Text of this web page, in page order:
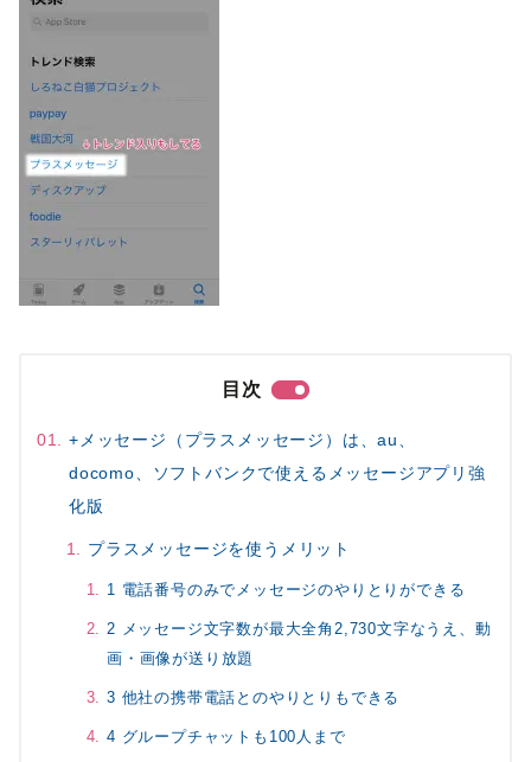
目次
+メッセージ（プラスメッセージ）は、au、
docomo、ソフトバンクで使えるメッセージアプリ強
化版
プラスメッセージを使うメリット
1 電話番号のみでメッセージのやりとりができる
2 メッセージ文字数が最大全角2,730文字なうえ、動
画・画像が送り放題
3 他社の携帯電話とのやりとりもできる
4 グループチャットも100人まで